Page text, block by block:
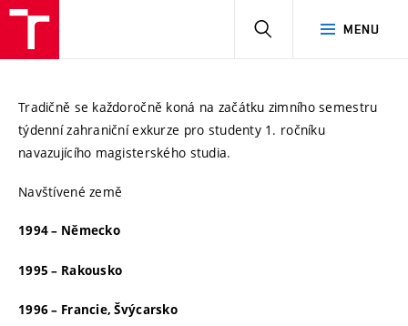
MENU
Tradičně se každoročně koná na začátku zimního semestru
týdenní zahraniční exkurze pro studenty 1. ročníku
navazujícího magisterského studia.
Navštívené země
1994 – Německo
1995 – Rakousko
1996 – Francie, Švýcarsko